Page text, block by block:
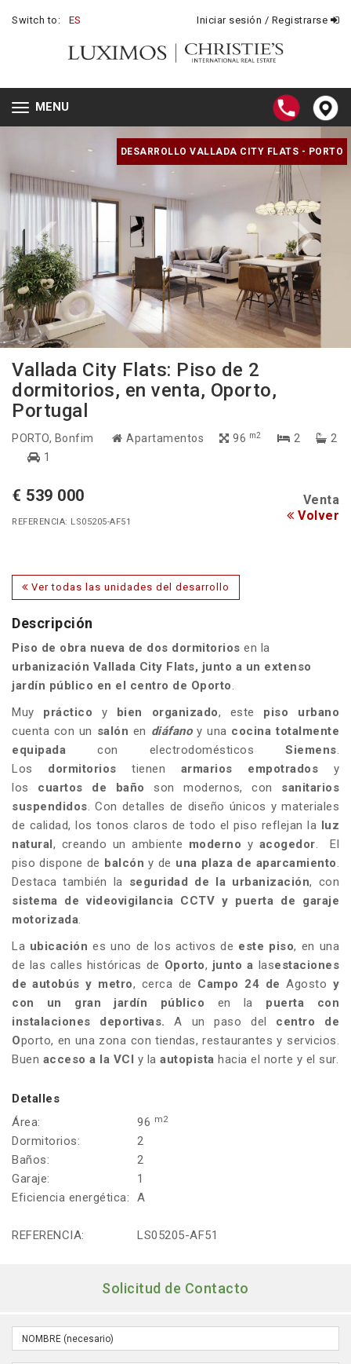
Switch to: ES Iniciar sesión / Registrarse
Toggle
navigation
MENU
DESARROLLO VALLADA CITY FLATS - PORTO
Vallada City Flats: Piso de 2
dormitorios, en venta, Oporto,
Portugal
PORTO, Bonfim Apartamentos 96 m2 2
2
1
€ 539 000 Venta
REFERENCIA: LS05205-AF51 Volver
Ver todas las unidades del desarrollo
Descripción
Piso de obra nueva de dos dormitorios en la
urbanización Vallada City Flats, junto a un extenso
jardín público en el centro de Oporto.
Muy práctico y bien organizado, este piso urbano
cuenta con un salón en diáfanoy una cocina totalmente
equipada con electrodomésticos Siemens.
Los dormitorios tienen armarios empotrados y
los cuartos de baño son modernos, con sanitarios
suspendidos. Con detalles de diseño únicos y materiales
de calidad, los tonos claros de todo el piso reflejan la
luz
natural , creando un ambiente moderno y acogedor. El
piso dispone de balcón y de una plaza de aparcamiento.
Destaca también la seguridad de la urbanización, con
sistema devideovigilancia CCTV y puerta de garaje
motorizada.
La ubicación es uno de los activos de este piso, en una
de las calles históricas de Oporto, junto a lasestaciones
de autobús y metro, cerca de Campo 24 de Agosto y
con un gran jardín público en la puerta con
instalaciones deportivas. A un paso del centro de
Oporto, en una zona con tiendas, restaurantes y servicios.
Buen acceso a la VCI y la autopista hacia el norte y el sur.
Detalles
Área:
96 m2
Dormitorios:
2
Baños:
2
Garaje:
1
Eficiencia energética:
A
REFERENCIA: LS05205-AF51
Solicitud de Contacto